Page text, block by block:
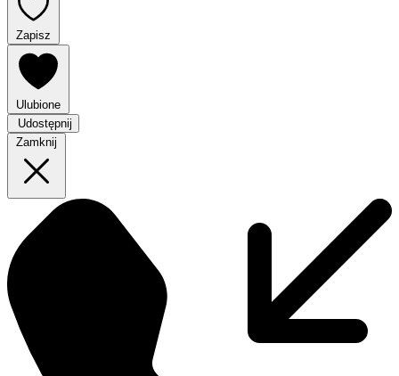
Zapisz
Ulubione
Udostępnij
Zamknij